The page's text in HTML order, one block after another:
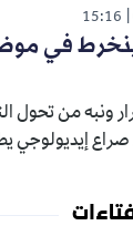
15:16
في
ونبه من تحول
صراع